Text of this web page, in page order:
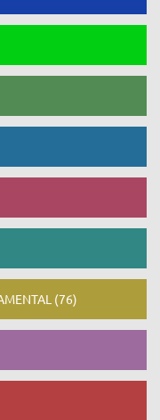
(76)